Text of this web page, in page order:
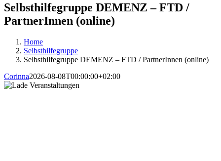
Selbsthilfegruppe DEMENZ – FTD /
PartnerInnen (online)
Home
Selbsthilfegruppe
Selbsthilfegruppe DEMENZ – FTD / PartnerInnen (online)
Corinna2026-08-08T00:00:00+02:00